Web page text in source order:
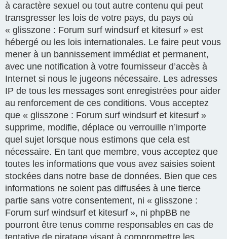
à caractère sexuel ou tout autre contenu qui peut
transgresser les lois de votre pays, du pays où
« glisszone : Forum surf windsurf et kitesurf » est
hébergé ou les lois internationales. Le faire peut vous
mener à un bannissement immédiat et permanent,
avec une notification à votre fournisseur d’accès à
Internet si nous le jugeons nécessaire. Les adresses
IP de tous les messages sont enregistrées pour aider
au renforcement de ces conditions. Vous acceptez
que « glisszone : Forum surf windsurf et kitesurf »
supprime, modifie, déplace ou verrouille n’importe
quel sujet lorsque nous estimons que cela est
nécessaire. En tant que membre, vous acceptez que
toutes les informations que vous avez saisies soient
stockées dans notre base de données. Bien que ces
informations ne soient pas diffusées à une tierce
partie sans votre consentement, ni « glisszone :
Forum surf windsurf et kitesurf », ni phpBB ne
pourront être tenus comme responsables en cas de